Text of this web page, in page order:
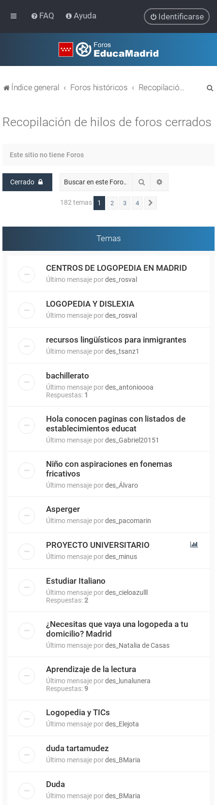
FAQ Ayuda Identificarse
Índice general Foros históricos Recopilación de hilos de foros cerrados
Recopilación de hilos de foros cerrados
Este sitio no tiene Foros
Cerrado Buscar
182 temas 1 2 3 4
Temas
CENTROS DE LOGOPEDIA EN MADRID
Último mensaje pordes_rosval
LOGOPEDIA Y DISLEXIA
Último mensaje pordes_rosval
recursos lingüísticos para inmigrantes
Último mensaje pordes_tsanz1
bachillerato
Último mensaje pordes_antonioooa
Respuestas: 1
Hola conocen paginas con listados de
establecimientos educat
Último mensaje pordes_Gabriel20151
Niño con aspiraciones en fonemas
fricativos
Último mensaje pordes_Álvaro
Asperger
Último mensaje pordes_pacomarin
PROYECTO UNIVERSITARIO
Último mensaje pordes_minus
Estudiar Italiano
Último mensaje pordes_cieloazulll
Respuestas:2
¿Necesitas que vaya una logopeda a tu
domicilio? Madrid
Último mensaje pordes_Natalia de Casas
Aprendizaje de la lectura
Último mensaje pordes_lunalunera
Respuestas:9
Logopedia y TICs
Último mensaje pordes_Elejota
duda tartamudez
Último mensaje pordes_BMaria
Duda
Último mensaje pordes_BMaria